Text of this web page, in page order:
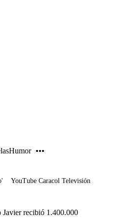
Humor
YouTube Caracol Televisión
Javier recibió 1.400.000